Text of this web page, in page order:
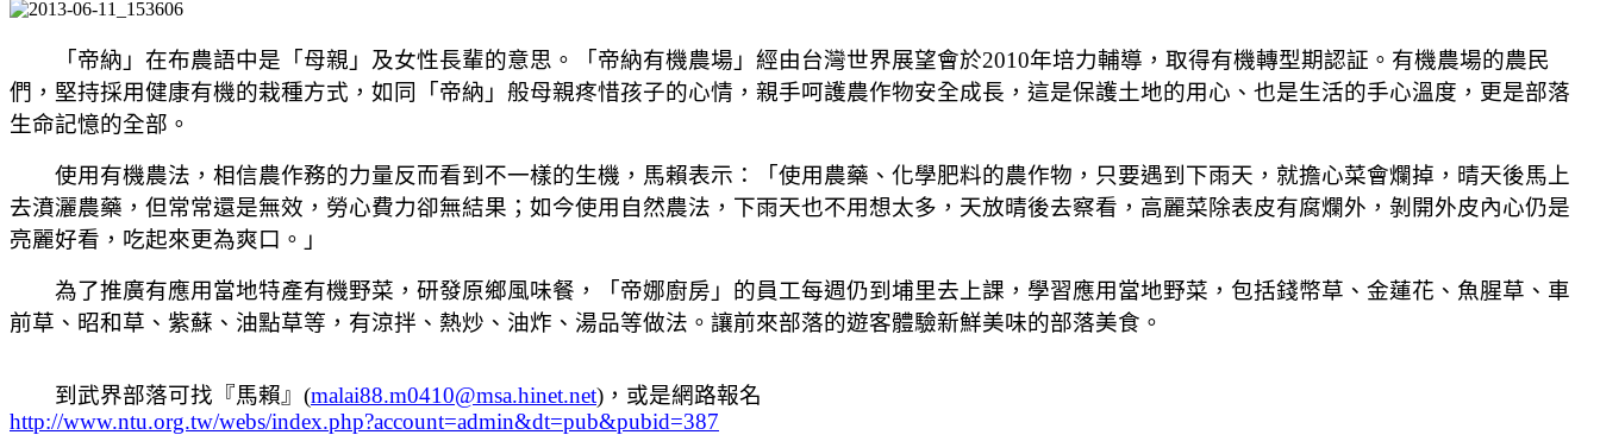
「帝納」在布農語中是「母親」及女性長輩的意思。「帝納有機農場」經由台灣世界展望會於2010年培力輔導，取得有機轉型期認証。有機農場的農民
們，堅持採用健康有機的栽種方式，如同「帝納」般母親疼惜孩子的心情，親手呵護農作物安全成長，這是保護土地的用心、也是生活的手心溫度，更是部落
生命記憶的全部。
使用有機農法，相信農作務的力量反而看到不一樣的生機，馬賴表示：「使用農藥、化學肥料的農作物，只要遇到下雨天，就擔心菜會爛掉，晴天後馬上
去濆灑農藥，但常常還是無效，勞心費力卻無結果；如今使用自然農法，下雨天也不用想太多，天放晴後去察看，高麗菜除表皮有腐爛外，剝開外皮內心仍是
亮麗好看，吃起來更為爽口。」
為了推廣有應用當地特產有機野菜，研發原鄉風味餐，「帝娜廚房」的員工每週仍到埔里去上課，學習應用當地野菜，包括錢幣草、金蓮花、魚腥草、車
前草、昭和草、紫蘇、油點草等，有涼拌、熱炒、油炸、湯品等做法。讓前來部落的遊客體驗新鮮美味的部落美食。
到武界部落可找『馬賴』(malai88.m0410@msa.hinet.net)，或是網路報名
http://www.ntu.org.tw/webs/index.php?account=admin&dt=pub&pubid=387